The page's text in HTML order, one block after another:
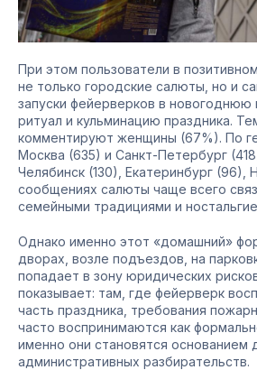
При этом пользователи в
не только городские салюты, но и
запуски фейерверков в новогоднюю
ритуал и кульминацию праздника.
комментируют женщины (67%). По
Москва (635) и Санкт-Петербург
Челябинск (130), Екатеринбург (96),
сообщениях салюты чаще всего
семейными традициями и
Однако именно этот «домашний»
дворах, возле подъездов, на
попадает в зону юридических
показывает: там, где фейерверк
часть праздника, требования
часто воспринимаются как
именно они становятся основанием
административных разбирательств.